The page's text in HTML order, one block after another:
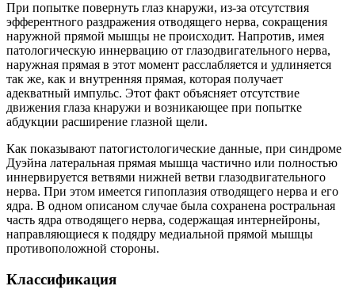
При попытке повернуть глаз кнаружи, из-за отсутствия
эфферентного раздражения отводящего нерва, сокращения
наружной прямой мышцы не происходит. Напротив, имея
патологическую иннервацию от глазодвигательного нерва,
наружная прямая в этот момент расслабляется и удлиняется
так же, как и внутренняя прямая, которая получает
адекватный импульс. Этот факт объясняет отсутствие
движения глаза кнаружи и возникающее при попытке
абдукции расширение глазной щели.
Как показывают патогистологические данные, при синдроме
Дуэйна латеральная прямая мышца частично или полностью
иннервируется ветвями нижней ветви глазодвигательного
нерва. При этом имеется гипоплазия отводящего нерва и его
ядра. В одном описаном случае была сохранена ростральная
часть ядра отводящего нерва, содержащая интернейроны,
направляющиеся к подядру медиальной прямой мышцы
противоположной стороны.
Классификация